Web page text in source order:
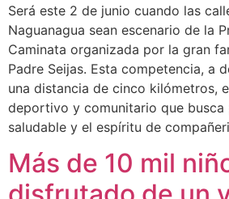
Será este 2 de junio cuando las
Naguanagua sean escenario de la
Caminata organizada por la gran
Padre Seijas. Esta competencia, a
una distancia de cinco kilómetros,
deportivo y comunitario que busca
saludable y el espíritu de
Más de 10 mil